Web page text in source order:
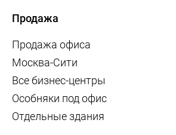
Продажа
Продажа офиса
Москва-Сити
Все бизнес-центры
Особняки под офис
Отдельные здания